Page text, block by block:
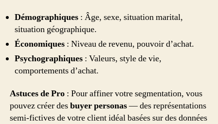
Démographiques : Âge, sexe, situation marital,
situation géographique.
Économiques : Niveau de revenu, pouvoir d’achat.
Psychographiques : Valeurs, style de vie,
comportements d’achat.
Astuces de Pro : Pour affiner votre segmentation, vous
pouvez créer desbuyer personas— des représentations
semi-fictives de votre client idéal basées sur des données